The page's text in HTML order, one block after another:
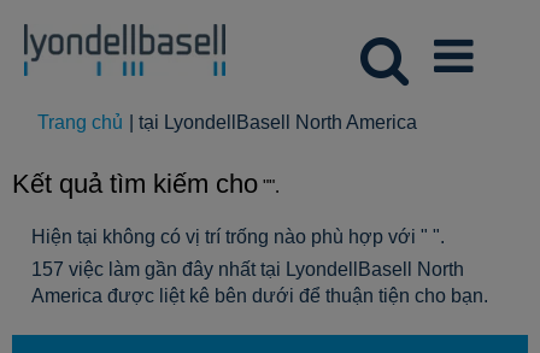
Trang chủ tại LyondellBasell North America
Kết quả tìm kiếm cho "".
Hiện tại không có vị trí trống nào phù hợp với " ".
157 việc làm gần đây nhất tại LyondellBasell North
America được liệt kê bên dưới để thuận tiện cho bạn.